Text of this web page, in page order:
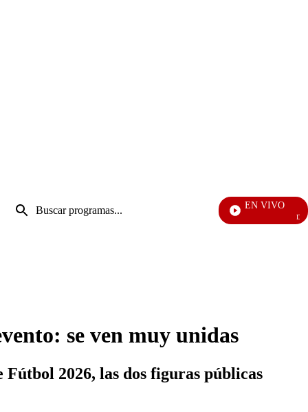
Entrada
de
EN VIVO
Día A Día
se ven muy unidas
2026, las dos figuras públicas